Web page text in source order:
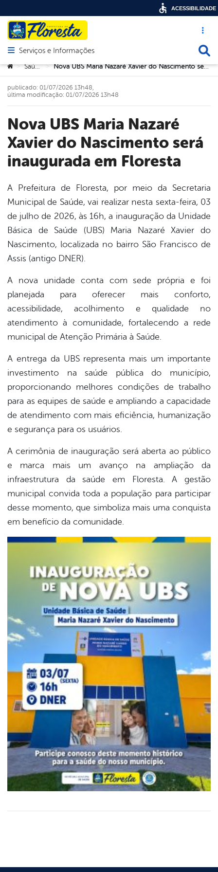
Acesso
Abrir menu principal de navegação
Serviços e Informações
Você está aqui:
> Saúde > Nova UBS Maria Nazaré Xavier do Nascimento será inaugurada em Floresta
Nova UBS Maria Nazaré
Xavier do Nascimento será
inaugurada em Floresta
publicado: 01/07/2026 13h48,
última modificação: 01/07/2026 13h48
A Prefeitura de Floresta, por meio da Secretaria
Municipal de Saúde, vai realizar nesta sexta-feira, 03
de julho de 2026, às 16h, a inauguração da Unidade
Básica de Saúde (UBS) Maria Nazaré Xavier do
Nascimento, localizada no bairro São Francisco de
Assis (antigo DNER).
A nova unidade conta com sede própria e foi
planejada para oferecer mais conforto,
acessibilidade, acolhimento e qualidade no
atendimento à comunidade, fortalecendo a rede
municipal de Atenção Primária à Saúde.
A entrega da UBS representa mais um importante
investimento na saúde pública do município,
proporcionando melhores condições de trabalho
para as equipes de saúde e ampliando a capacidade
de atendimento com mais eficiência, humanização
e segurança para os usuários.
A cerimônia de inauguração será aberta ao público
e marca mais um avanço na ampliação da
infraestrutura da saúde em Floresta. A gestão
municipal convida toda a população para participar
desse momento, que simboliza mais uma conquista
em benefício da comunidade.
ACESSIBILIDADE